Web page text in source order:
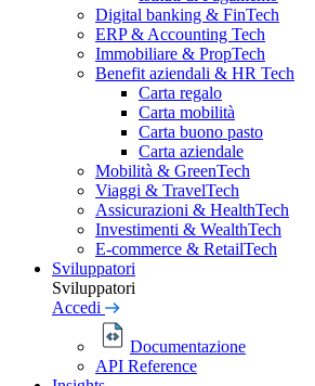
Digital banking & FinTech
ERP & Accounting Tech
Immobiliare & PropTech
Benefit aziendali & HR Tech
Carta regalo
Carta mobilità
Carta buono pasto
Carta aziendale
Mobilità & GreenTech
Viaggi & TravelTech
Assicurazioni & HealthTech
Investimenti & WealthTech
E-commerce & RetailTech
Sviluppatori
Sviluppatori
Accedi
Documentazione
API Reference